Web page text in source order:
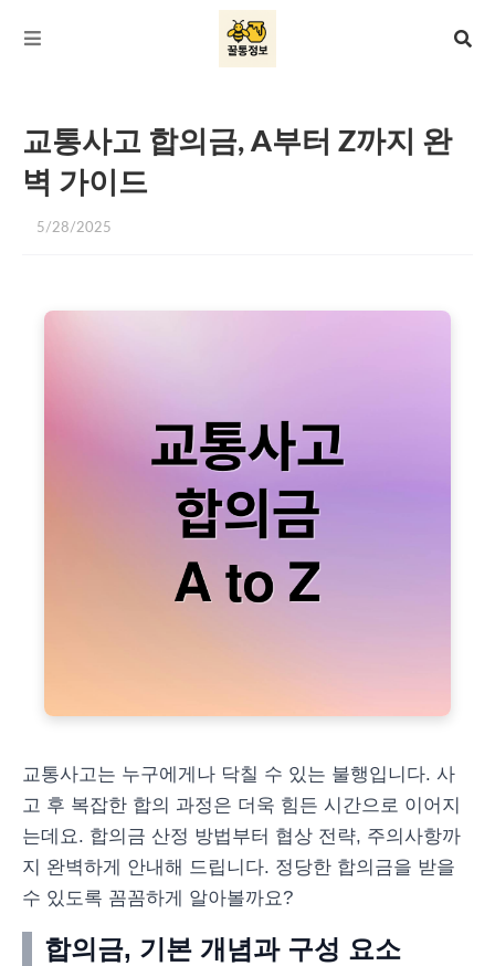
교통사고 합의금, A부터 Z까지 완
벽 가이드
5/28/2025
교통사고는 누구에게나 닥칠 수 있는 불행입니다. 사
고 후 복잡한 합의 과정은 더욱 힘든 시간으로 이어지
는데요. 합의금 산정 방법부터 협상 전략, 주의사항까
지 완벽하게 안내해 드립니다. 정당한 합의금을 받을
수 있도록 꼼꼼하게 알아볼까요?
합의금, 기본 개념과 구성 요소